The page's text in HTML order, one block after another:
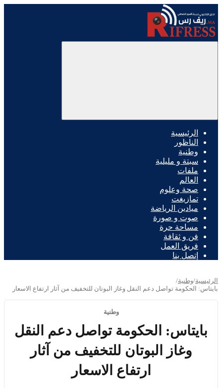
الرئيسية
الناظور
وطنية
سبتة و مليلية
ملفات
العالم
صحة وعلوم
تمازيغت
ميادين الرياضة
صوت و صورة
مساحة حرة
فن و ثقافة
فريق العمل
إتصل بنا
الرئيسية/وطنية/
بايتاس: الحكومة تواصل دعم النقل وغاز البوتان للتخفيف من آثار ارتفاع الاسعار
وطنية
بايتاس: الحكومة تواصل دعم النقل
وغاز البوتان للتخفيف من آثار
ارتفاع الاسعار